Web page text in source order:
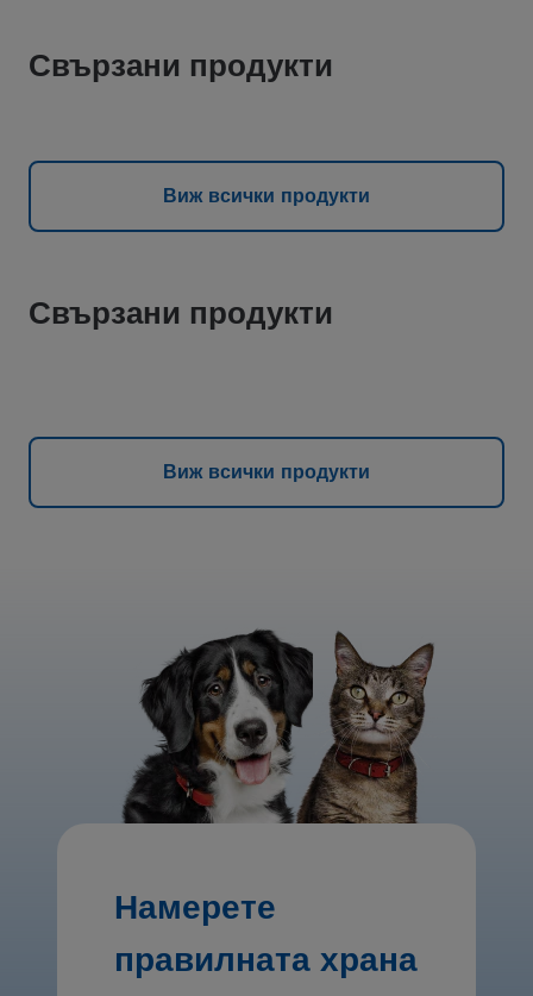
Свързани продукти
Виж всички продукти
Свързани продукти
Виж всички продукти
Намерете
правилната храна